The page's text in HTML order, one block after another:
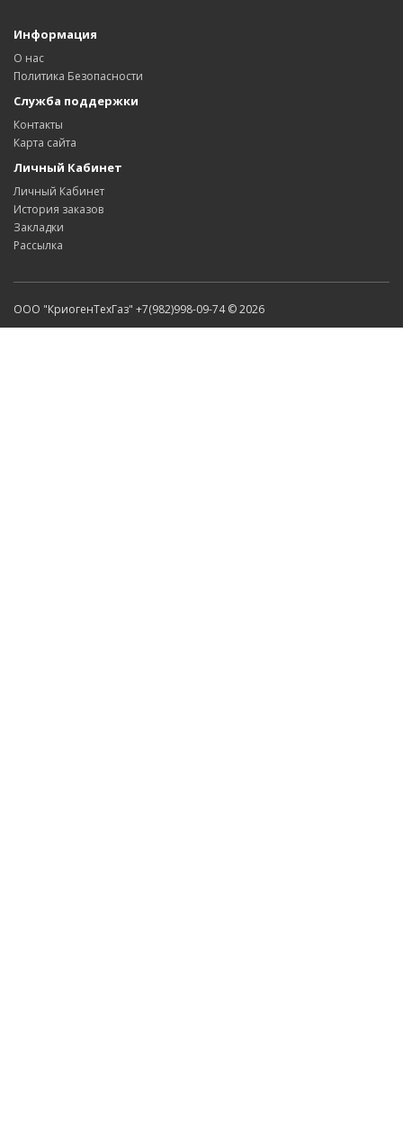
Информация
О нас
Политика Безопасности
Служба поддержки
Контакты
Карта сайта
Личный Кабинет
Личный Кабинет
История заказов
Закладки
Рассылка
ООО "КриогенТехГаз" +7(982)998-09-74 © 2026